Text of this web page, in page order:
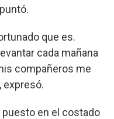
que es.
cada mañana
compañeros me
expresó.
puesto en el costado